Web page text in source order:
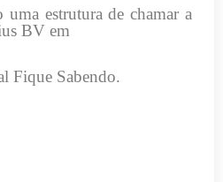
uma estrutura de chamar a
BV em
Fique Sabendo.